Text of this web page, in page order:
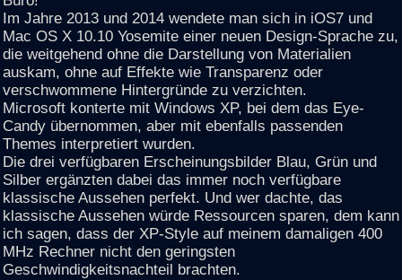
Im Jahre 2013 und 2014 wendete man sich in iOS7 und
Mac OS X 10.10 Yosemite einer neuen Design-Sprache zu,
die weitgehend ohne die Darstellung von Materialien
auskam, ohne auf Effekte wie Transparenz oder
verschwommene Hintergründe zu verzichten.
Microsoft konterte mit Windows XP, bei dem das Eye-
Candy übernommen, aber mit ebenfalls passenden
Themes interpretiert wurden.
Die drei verfügbaren Erscheinungsbilder Blau, Grün und
Silber ergänzten dabei das immer noch verfügbare
klassische Aussehen perfekt. Und wer dachte, das
klassische Aussehen würde Ressourcen sparen, dem kann
ich sagen, dass der XP-Style auf meinem damaligen 400
MHz Rechner nicht den geringsten
Geschwindigkeitsnachteil brachten.